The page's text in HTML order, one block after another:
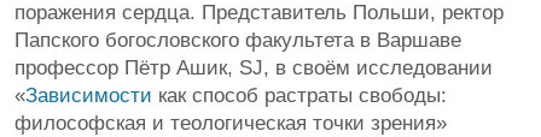
поражения сердца. Представитель Польши, ректор
Папского богословского факультета в Варшаве
профессор Пётр Ашик, SJ, в своём исследовании
«Зависимости как способ растраты свободы:
философская и теологическая точки зрения»